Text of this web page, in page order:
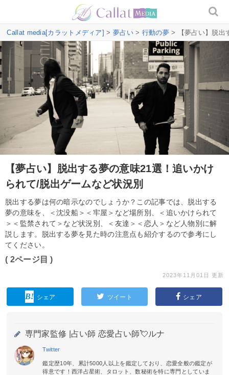
Callat media[カラットメディア] > 夢占い> 行動の夢> 【夢占い】脱出
【夢占い】脱出する夢の意味21選！追いかけ
られて/脱出ゲームなど状況別
脱出する夢は何の暗示なのでしょうか？この記事では、脱出する
夢の意味を、＜沈没船＞＜牢屋＞など場所別、＜追いかけられて
＞＜監禁されて＞など状況別、＜友達＞＜恋人＞など人物別に解
説します。脱出する夢を見た時の注意点も紹介するので参考にし
てください。
( 2ページ目 )
2023年11月01日 更新
シェア ツイート シェア
専門家監修 | 占い師 恋愛占い師💘ルナ
Twitter
鑑定歴10年、累計5000人以上を鑑定しており、恋愛全般の鑑定が
得意です！西洋占星術、タロット、数秘術を特に専門としていま